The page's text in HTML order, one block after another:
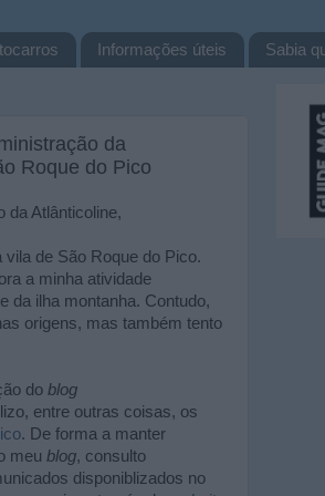
Informações úteis Sabia
da
Roque do Pico
da Atlânticoline,
de São Roque do Pico.
a minha atividade
da ilha montanha. Contudo,
origens, mas também tento
do blog
entre outras coisas, os
. De forma a manter
meu blog, consulto
disponiblizados no